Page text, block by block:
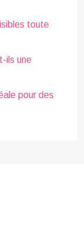
toute
ils une
pour des